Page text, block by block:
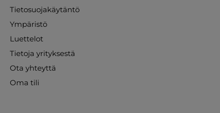
Tietosuojakäytäntö
Ympäristö
Luettelot
Tietoja yrityksestä
Ota yhteyttä
Oma tili